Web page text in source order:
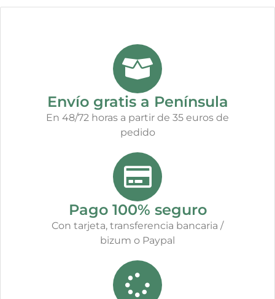
Envío gratis a Península
En 48/72 horas a partir de 35 euros de
pedido
Pago 100% seguro
Con tarjeta, transferencia bancaria /
bizum o Paypal